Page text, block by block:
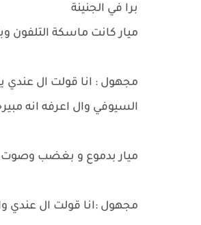
برا في الجنينة
ميار كانت ماسكة
مجهول : انا قولت ال عندي
السيوفي وال اعرفه انه
ميار بدموع و بغضب وصوت
مجهول :انا قولت ال عندي